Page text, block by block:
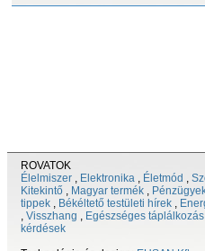
ROVATOK
Élelmiszer , Elektronika , Életmód ,
Kitekintő , Magyar termék ,
tippek , Békéltető testületi hírek ,
, Visszhang , Egészséges táplálkozás
kérdések